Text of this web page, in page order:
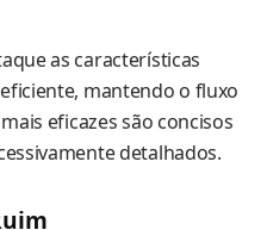
as características
mantendo o fluxo
eficazes são concisos
detalhados.